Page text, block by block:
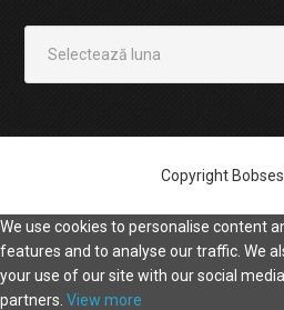
Copyright
We use cookies to personalise content
features and to analyse our traffic. We
your use of our site with our social
partners. View more